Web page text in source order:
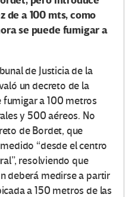
de a 100 mts, como
se puede fumigar a
de Justicia de la
un decreto de la
a 100 metros
y 500 aéreos. No
de Bordet, que
“desde el centro
resolviendo que
deberá medirse a partir
a 150 metros de las